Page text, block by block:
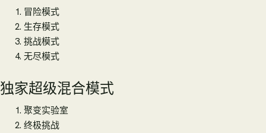
冒险模式
生存模式
挑战模式
无尽模式
独家超级混合模式
聚变实验室
终极挑战